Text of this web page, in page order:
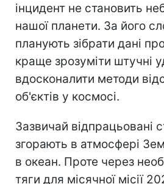
інцидент не становить
нашої планети. За його
планують зібрати дані
краще зрозуміти штучні
вдосконалити методи
об'єктів у космосі.
Зазвичай відпрацьовані
згорають в атмосфері
в океан. Проте через
тяги для місячної місії